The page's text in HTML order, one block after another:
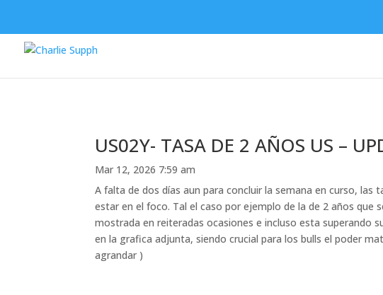
US02Y- TASA DE 2 AÑOS US –
Mar 12, 2026 7:59 am
A falta de dos días aun para concluir la semana en curso, las
estar en el foco. Tal el caso por ejemplo de la de 2 años que
mostrada en reiteradas ocasiones e incluso esta superando
en la grafica adjunta, siendo crucial para los bulls el poder
agrandar )